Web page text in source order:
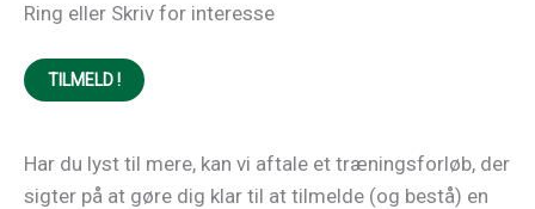
Ring eller Skriv for interesse
TILMELD !
Har du lyst til mere, kan vi aftale et træningsforløb, der
sigter på at gøre dig klar til at tilmelde (og bestå) en